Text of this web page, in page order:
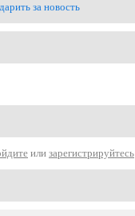
за новость
или зарегистрируйтесь